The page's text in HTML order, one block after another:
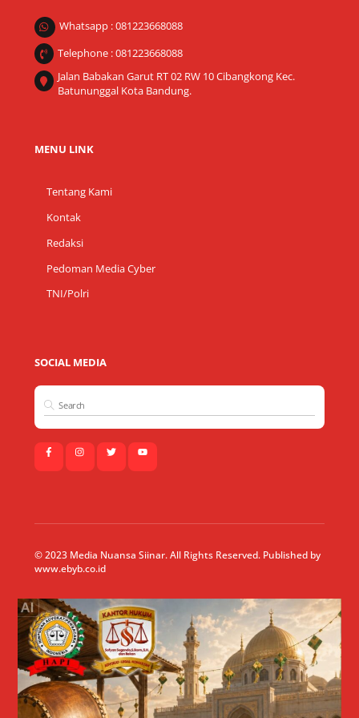
Whatsapp : 081223668088
Telephone : 081223668088
Jalan Babakan Garut RT 02 RW 10 Cibangkong Kec.
Batununggal Kota Bandung.
MENU LINK
Tentang Kami
Kontak
Redaksi
Pedoman Media Cyber
TNI/Polri
SOCIAL MEDIA
© 2023 Media Nuansa Siinar. All Rights Reserved. Published by
www.ebyb.co.id